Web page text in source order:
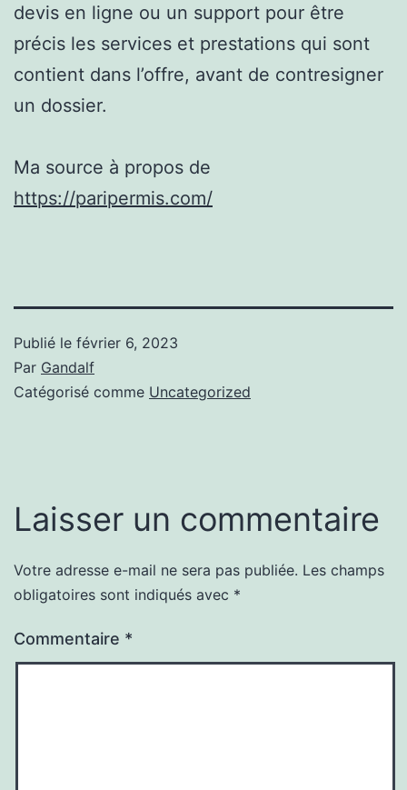
devis en ligne ou un support pour être
précis les services et prestations qui sont
contient dans l’offre, avant de contresigner
un dossier.
Ma source à propos de
https://paripermis.com/
Publié le février 6, 2023
Par Gandalf
Catégorisé comme Uncategorized
Laisser un commentaire
Votre adresse e-mail ne sera pas publiée. Les champs
obligatoires sont indiqués avec *
Commentaire *